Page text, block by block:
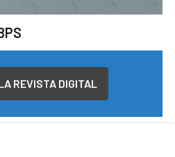
REVISTA DIGITAL